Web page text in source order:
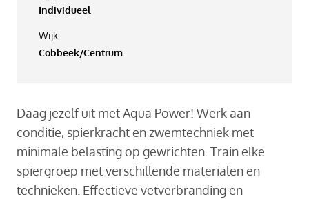
Individueel
Wijk
Cobbeek/Centrum
Daag jezelf uit met Aqua Power! Werk aan
conditie, spierkracht en zwemtechniek met
minimale belasting op gewrichten. Train elke
spiergroep met verschillende materialen en
technieken. Effectieve vetverbranding en